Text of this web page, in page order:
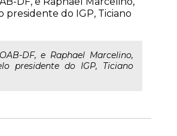
presidente do IGP, Ticiano
DF, e Raphael Marcelino,
presidente do IGP, Ticiano